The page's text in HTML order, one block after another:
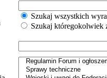
Szukaj wszystkich
Szukaj któregokolwiek